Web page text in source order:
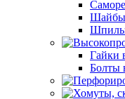
Шайбы
Гайки
Болты